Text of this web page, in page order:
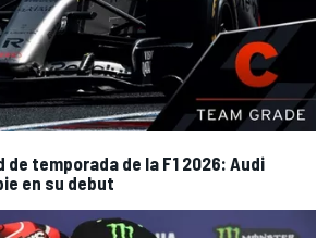
temporada de la F1 2026: Audi
en su debut